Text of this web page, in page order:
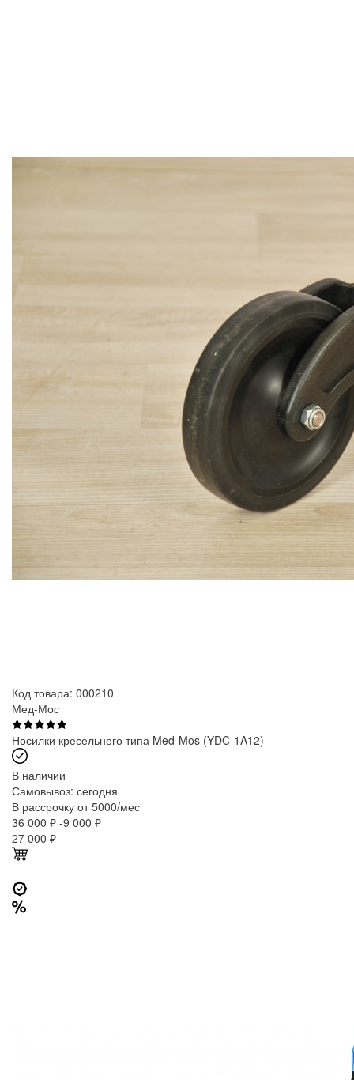
Код товара: 000210
Мед-Мос
Носилки кресельного типа Med-Mos (YDC-1A12)
В наличии
Самовывоз: сегодня
В рассрочку от 5000/мес
36 000 ₽ -9 000 ₽
27 000 ₽